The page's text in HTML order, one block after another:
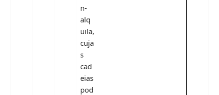
n-
alq
uila,
cuja
s
cad
eias
pod